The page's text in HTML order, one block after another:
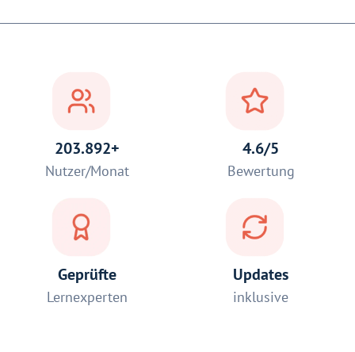
203.892+
Nutzer/Monat
4.6/5
Bewertung
Geprüfte
Lernexperten
Updates
inklusive